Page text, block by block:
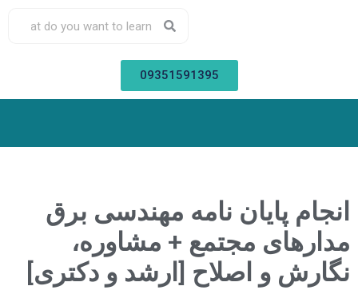
09351591395
انجام پایان نامه مهندسی برق
مدارهای مجتمع + مشاوره،
نگارش و اصلاح [ارشد و دکتری]